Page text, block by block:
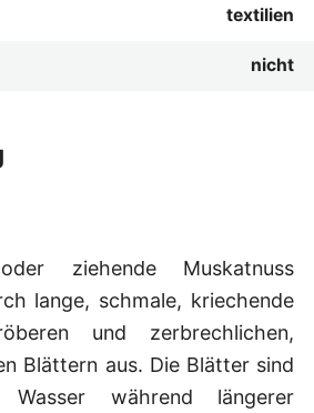
ziehende Muskatnuss
lange, schmale, kriechende
und zerbrechlichen,
Blättern aus. Die Blätter sind
Wasser während längerer
textilien
nicht